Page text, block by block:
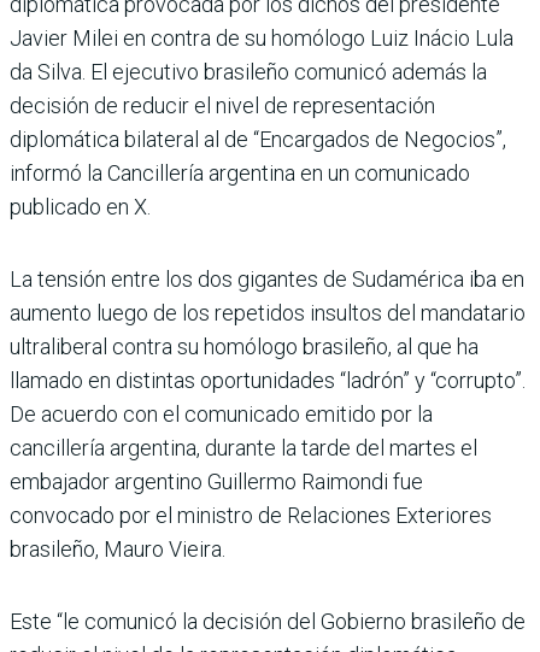
Javier Milei en contra de su homólogo Luiz Inácio Lula
da Silva. El ejecutivo brasileño comunicó además la
decisión de reducir el nivel de representación
diplomática bilateral al de “Encargados de Negocios”,
informó la Cancillería argentina en un comunicado
publicado en X.
La tensión entre los dos gigantes de Sudamérica iba en
aumento luego de los repetidos insultos del mandatario
ultraliberal contra su homólogo brasileño, al que ha
llamado en distintas oportunidades “ladrón” y “corrupto”.
De acuerdo con el comunicado emitido por la
cancillería argentina, durante la tarde del martes el
embajador argentino Guillermo Raimondi fue
convocado por el ministro de Relaciones Exteriores
brasileño, Mauro Vieira.
Este “le comunicó la decisión del Gobierno brasileño de